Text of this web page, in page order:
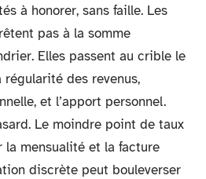
à honorer, sans faille. Les
pas à la somme
Elles passent au crible le
régularité des revenus,
et l’apport personnel.
Le moindre point de taux
mensualité et la facture
discrète peut bouleverser